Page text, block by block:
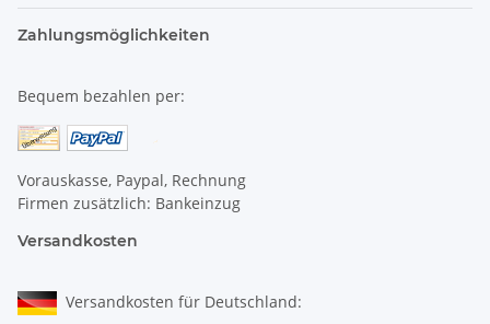
Zahlungsmöglichkeiten
Bequem bezahlen per:
Vorauskasse, Paypal, Rechnung
Firmen zusätzlich: Bankeinzug
Versandkosten
Versandkosten für Deutschland: